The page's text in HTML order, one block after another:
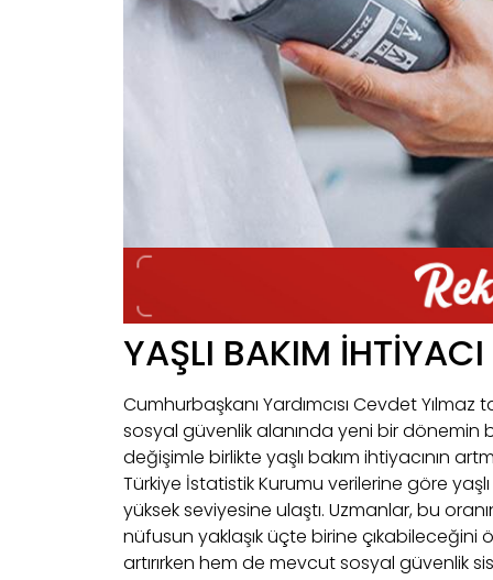
YAŞLI BAKIM
Cumhurbaşkanı Yardımcısı Cevdet
sosyal güvenlik alanında yeni bir dönemin
değişimle birlikte yaşlı bakım ihtiyacının
Türkiye İstatistik Kurumu verilerine göre
yüksek seviyesine ulaştı. Uzmanlar, bu
nüfusun yaklaşık üçte birine çıkabileceğini
artırırken hem de mevcut sosyal güvenlik